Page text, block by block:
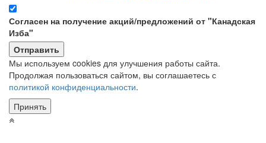
Согласен на получение акций/предложений от "Канадская
Изба"
Мы используем cookies для улучшения работы сайта.
Продолжая пользоваться сайтом, вы соглашаетесь с
политикой конфиденциальности.
Принять